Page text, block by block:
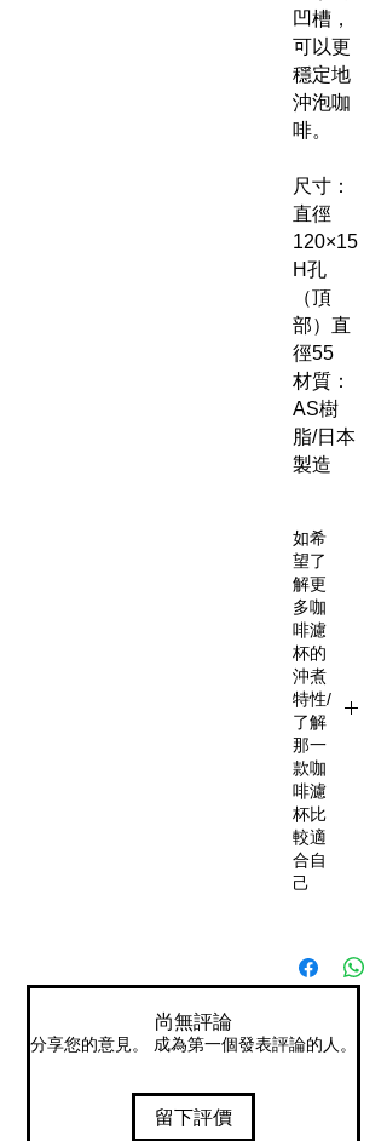
凹槽，
可以更
穩定地
沖泡咖
啡。
尺寸：
直徑
120×15
H孔
（頂
部）直
徑55
材質：
AS樹
脂/日本
製造
如希
望了
解更
多咖
啡濾
杯的
沖煮
特性/
了解
那一
款咖
啡濾
杯比
較適
合自
己
www.sh
aren8.c
nt
尚無評論
分享您的意見。 成為第一個發表評論的人。
留下評價